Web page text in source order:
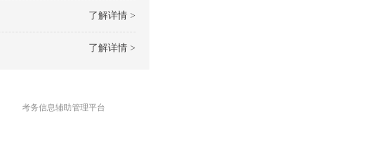
了解详情 >
了解详情 >
考务信息辅助管理平台